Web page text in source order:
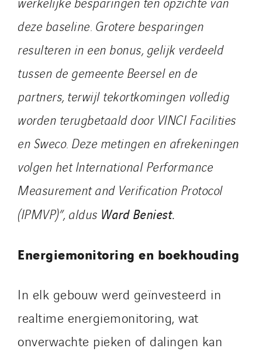
deze baseline. Grotere besparingen
resulteren in een bonus, gelijk verdeeld
tussen de gemeente Beersel en de
partners, terwijl tekortkomingen volledig
worden terugbetaald door VINCI Facilities
en Sweco. Deze metingen en afrekeningen
volgen het International Performance
Measurement and Verification Protocol
(IPMVP)”, aldus Ward Beniest.
Energiemonitoring en boekhouding
In elk gebouw werd geïnvesteerd in
realtime energiemonitoring, wat
onverwachte pieken of dalingen kan